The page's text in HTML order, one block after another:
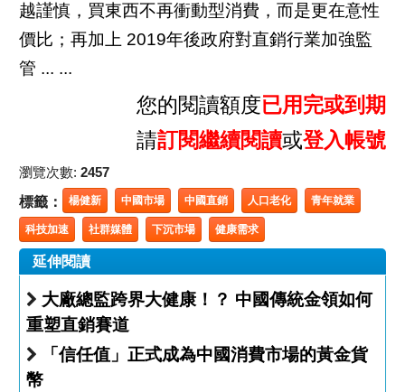
越謹慎，買東西不再衝動型消費，而是更在意性
價比；再加上 2019年後政府對直銷行業加強監
管 ... ...
您的閱讀額度已用完或到期
請訂閱繼續閱讀或登入帳號
瀏覽次數: 2457
標籤： 楊健新 中國市場 中國直銷 人口老化 青年就業
科技加速 社群媒體 下沉市場 健康需求
延伸閱讀
大廠總監跨界大健康！？ 中國傳統金領如何
重塑直銷賽道
「信任值」正式成為中國消費市場的黃金貨
幣